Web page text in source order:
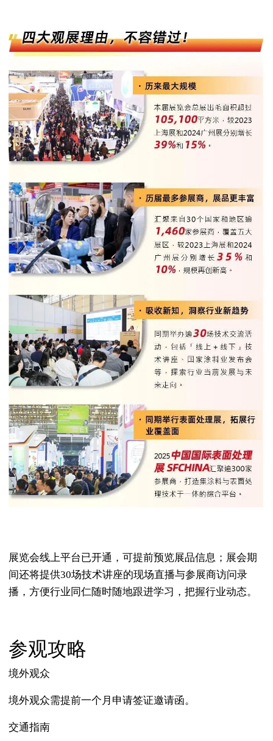
展览会线上平台已开通，可提前预览展品信息；展会期
间还将提供30场技术讲座的现场直播与参展商访问录
播，方便行业同仁随时随地跟进学习，把握行业动态。
参观攻略
境外观众
境外观众需提前一个月申请签证邀请函。
交通指南